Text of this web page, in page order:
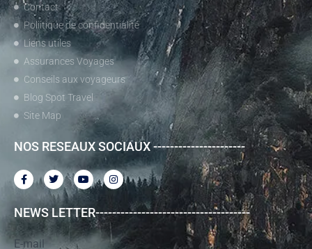
Contact
Poliitique de confidentialité
Liens utiles
Assurances Voyages
Conseils aux voyageurs
Blog Spot Travel
Site Map
NOS RESEAUX SOCIAUX ----------------------
NEWS LETTER-------------------------------------
E-mail